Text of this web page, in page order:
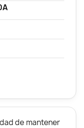
de mantener